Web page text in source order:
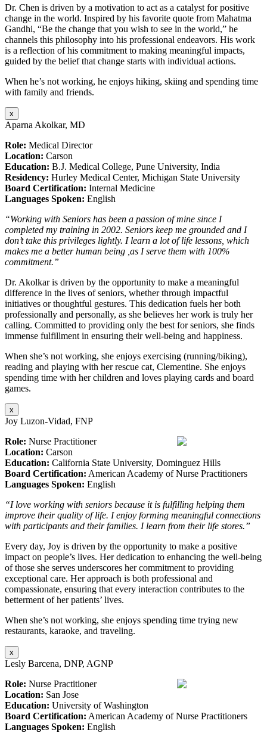
Dr. Chen is driven by a motivation to act as a catalyst for positive
change in the world. Inspired by his favorite quote from Mahatma
Gandhi, “Be the change that you wish to see in the world,” he
channels this philosophy into his professional endeavors. His work
is a reflection of his commitment to making meaningful impacts,
guided by the belief that change starts with individual actions.
When he’s not working, he enjoys hiking, skiing and spending time
with family and friends.
x
Aparna Akolkar, MD
Role: Medical Director
Location: Carson
Education: B.J. Medical College, Pune University, India
Residency: Hurley Medical Center, Michigan State University
Board Certification: Internal Medicine
Languages Spoken: English
“Working with Seniors has been a passion of mine since I
completed my training in 2002. Seniors keep me grounded and I
don’t take this privileges lightly. I learn a lot of life lessons, which
makes me a better human being ,as I serve them with 100%
commitment.”
Dr. Akolkar is driven by the opportunity to make a meaningful
difference in the lives of seniors, whether through impactful
initiatives or thoughtful gestures. This dedication fuels her both
professionally and personally, as she believes her work is truly her
calling. Committed to providing only the best for seniors, she finds
immense fulfillment in ensuring their well-being and happiness.
When she’s not working, she enjoys exercising (running/biking),
reading and playing with her rescue cat, Clementine. She enjoys
spending time with her children and loves playing cards and board
games.
x
Joy Luzon-Vidad, FNP
Role: Nurse Practitioner
Location: Carson
Education: California State University, Dominguez Hills
Board Certification: American Academy of Nurse Practitioners
Languages Spoken: English
“I love working with seniors because it is fulfilling helping them
improve their quality of life. I enjoy forming meaningful connections
with participants and their families. I learn from their life stores.”
Every day, Joy is driven by the opportunity to make a positive
impact on people’s lives. Her dedication to enhancing the well-being
of those she serves underscores her commitment to providing
exceptional care. Her approach is both professional and
compassionate, ensuring that every interaction contributes to the
betterment of her patients’ lives.
When she’s not working, she enjoys spending time trying new
restaurants, karaoke, and traveling.
x
Lesly Barcena, DNP, AGNP
Role: Nurse Practitioner
Location: San Jose
Education: University of Washington
Board Certification: American Academy of Nurse Practitioners
Languages Spoken: English